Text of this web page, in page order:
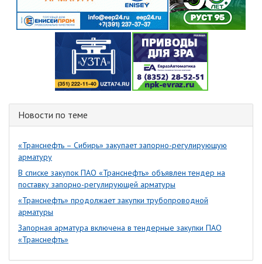
Новости по теме
«Транснефть – Сибирь» закупает запорно-регулирующую
арматуру
В списке закупок ПАО «Транснефть» объявлен тендер на
поставку запорно-регулирующей арматуры
«Транснефть» продолжает закупки трубопроводной
арматуры
Запорная арматура включена в тендерные закупки ПАО
«Транснефть»